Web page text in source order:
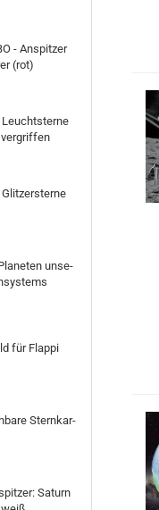
- An­spit­zer
(rot)
un­se­
für Flap­pi
Stern­kar­
Sa­turn